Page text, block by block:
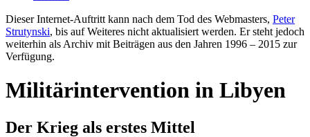
Dieser Internet-Auftritt kann nach dem Tod des Webmasters, Peter
Strutynski, bis auf Weiteres nicht aktualisiert werden. Er steht jedoch
weiterhin als Archiv mit Beiträgen aus den Jahren 1996 – 2015 zur
Verfügung.
Militärintervention in Libyen
Der Krieg als erstes Mittel